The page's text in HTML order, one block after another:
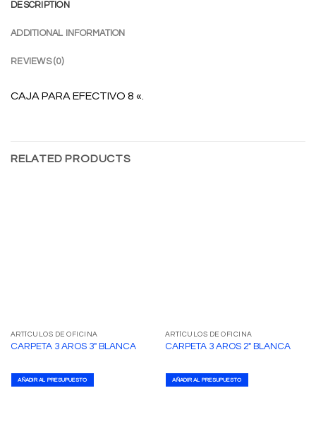
DESCRIPTION
ADDITIONAL INFORMATION
REVIEWS (0)
CAJA PARA EFECTIVO 8 «.
RELATED PRODUCTS
ARTÍCULOS DE OFICINA
CARPETA 3 AROS 3″ BLANCA
AÑADIR AL PRESUPUESTO
ARTÍCULOS DE OFICINA
CARPETA 3 AROS 2″ BLANCA
AÑADIR AL PRESUPUESTO